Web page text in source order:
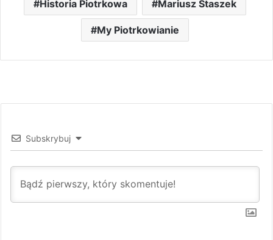
Historia Piotrkowa Mariusz Staszek
My Piotrkowianie
Subskrybuj